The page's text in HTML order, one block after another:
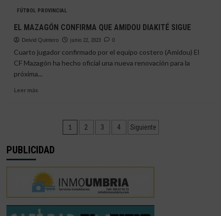
ROSALES
SUMARÁ
UNA
CAMPAÑA
MÁS
EN
EL
MAZAGÓN
FÚTBOL PROVINCIAL
EL MAZAGÓN CONFIRMA QUE AMIDOU DIAKITÉ SIGUE
Deivid Quintero junio 22, 2023 0
Cuarto jugador confirmado por el equipo costero (Amidou) El
CF Mazagón ha hecho oficial una nueva renovación para la
próxima...
Leer másLeer
CONFIRMA
QUE
AMIDOU
SIGUE
Paginación
1 2 3 4 Siguiente
PUBLICIDAD